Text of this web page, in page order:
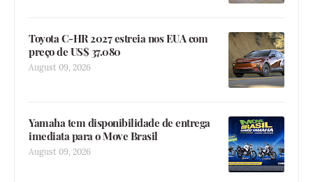
Toyota C-HR 2027 estreia nos EUA com
preço de US$ 37.080
August 09, 2026
Yamaha tem disponibilidade de entrega
imediata para o Move Brasil
August 09, 2026